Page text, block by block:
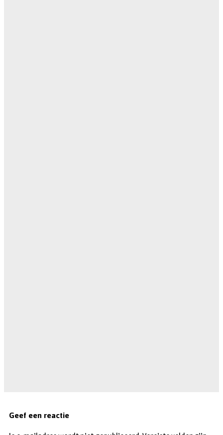
Geef een reactie